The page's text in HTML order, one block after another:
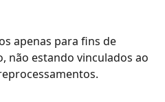
apenas para fins de
não estando vinculados ao